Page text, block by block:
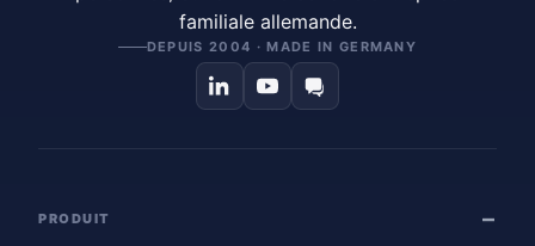
familiale allemande.
DEPUIS 2004 · MADE IN GERMANY
PRODUIT